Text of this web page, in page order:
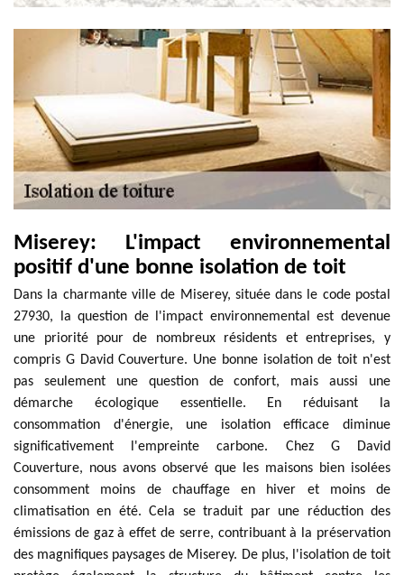
Miserey: L'impact environnemental
positif d'une bonne isolation de toit
Dans la charmante ville de Miserey, située dans le code postal
27930, la question de l'impact environnemental est devenue
une priorité pour de nombreux résidents et entreprises, y
compris G David Couverture. Une bonne isolation de toit n'est
pas seulement une question de confort, mais aussi une
démarche écologique essentielle. En réduisant la
consommation d'énergie, une isolation efficace diminue
significativement l'empreinte carbone. Chez G David
Couverture, nous avons observé que les maisons bien isolées
consomment moins de chauffage en hiver et moins de
climatisation en été. Cela se traduit par une réduction des
émissions de gaz à effet de serre, contribuant à la préservation
des magnifiques paysages de Miserey. De plus, l'isolation de toit